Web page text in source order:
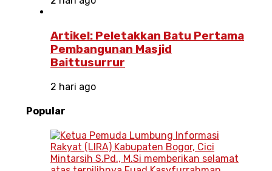
Artikel: Peletakkan Batu Pertama
Pembangunan Masjid
Baittusurrur
2 hari ago
Popular